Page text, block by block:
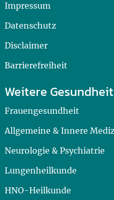
Impressum
Datenschutz
Disclaimer
Barrierefreiheit
Weitere
Frauengesundheit
Allgemeine & Innere
Neurologie & Psychiatrie
Lungenheilkunde
HNO-Heilkunde